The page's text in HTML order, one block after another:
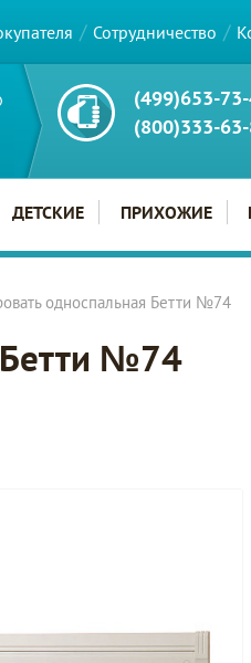
Сотрудничество
(499)653-
(800)333-
ДЕТСКИЕ ПРИХОЖИЕ
односпальная Бетти №74
Бетти №74